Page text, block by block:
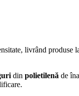
livrând produse
din polietilenă de